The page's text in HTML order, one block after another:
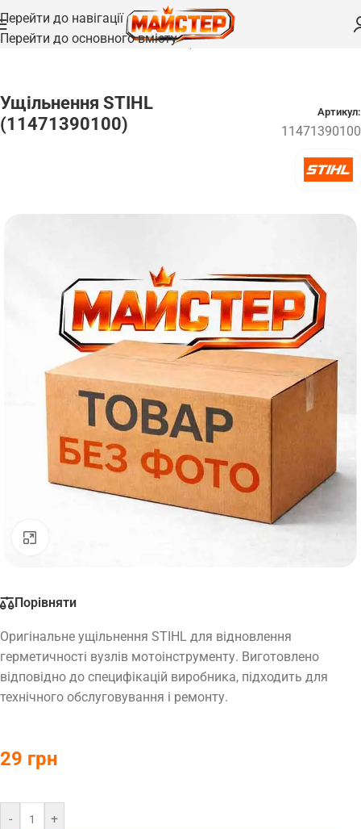
Перейти до навігації
Перейти до основного вмісту
Головна /Запчастини/Ущільнення та прокладки
Ущільнення STIHL
(11471390100)
Артикул:
11471390100
Порівняти
Оригінальне ущільнення STIHL для відновлення
герметичності вузлів мотоінструменту. Виготовлено
відповідно до специфікацій виробника, підходить для
технічного обслуговування і ремонту.
29 грн
- +